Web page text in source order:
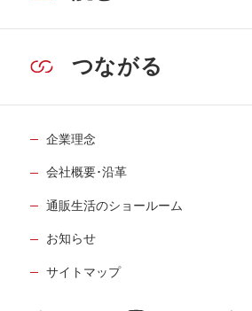
つながる
企業理念
会社概要･沿革
通販生活のショールーム
お知らせ
サイトマップ